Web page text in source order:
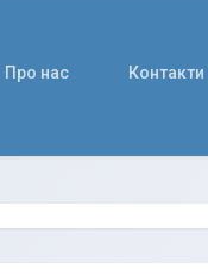
Про нас Контакти